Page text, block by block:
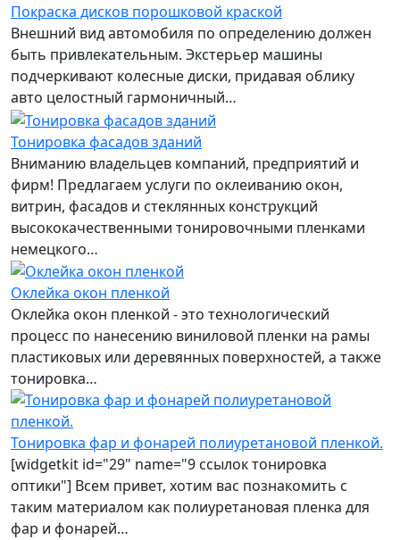
Покраска дисков порошковой краской
Внешний вид автомобиля по определению должен
быть привлекательным. Экстерьер машины
подчеркивают колесные диски, придавая облику
авто целостный гармоничный…
Тонировка фасадов зданий
Вниманию владельцев компаний, предприятий и
фирм! Предлагаем услуги по оклеиванию окон,
витрин, фасадов и стеклянных конструкций
высококачественными тонировочными пленками
немецкого…
Оклейка окон пленкой
Оклейка окон пленкой - это технологический
процесс по нанесению виниловой пленки на рамы
пластиковых или деревянных поверхностей, а также
тонировка…
Тонировка фар и фонарей полиуретановой пленкой.
[widgetkit id="29" name="9 ссылок тонировка
оптики"] Всем привет, хотим вас познакомить с
таким материалом как полиуретановая пленка для
фар и фонарей…